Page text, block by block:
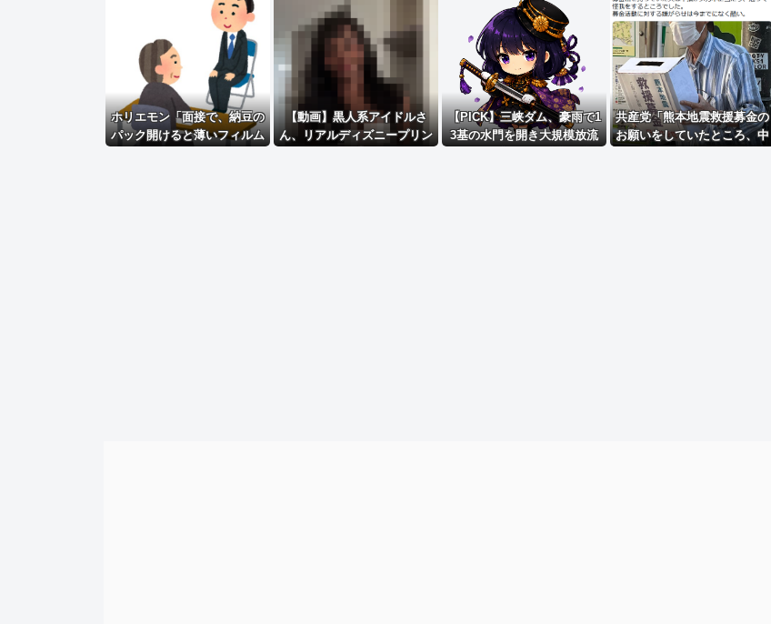
Powered by livedoor 相互RSS Powered by livedoor 相互RSS
ホリエモン「面接で、納豆の
パック開けると薄いフィルム
【動画】黒人系アイドルさ
ん、リアルディズニープリン
【PICK】三峡ダム、豪雨で1
3基の水門を開き大規模放流
共産党「熊本地震救援募金の
お願いをしていたところ、中